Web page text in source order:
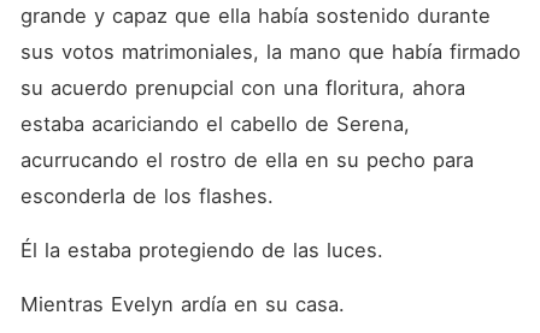
grande y capaz que ella había sostenido durante
sus votos matrimoniales, la mano que había firmado
su acuerdo prenupcial con una floritura, ahora
estaba acariciando el cabello de Serena,
acurrucando el rostro de ella en su pecho para
esconderla de los flashes.
Él la estaba protegiendo de las luces.
Mientras Evelyn ardía en su casa.